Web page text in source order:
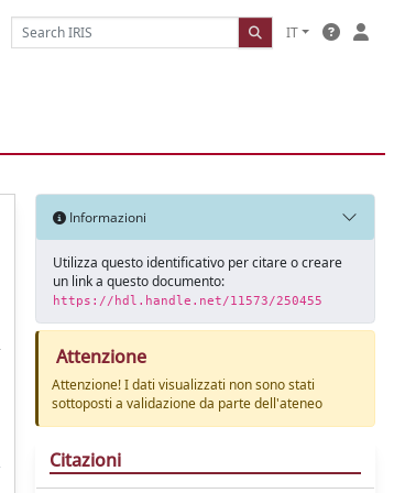
IT
Informazioni
Utilizza questo identificativo per citare o creare
un link a questo documento:
https://hdl.handle.net/11573/250455
Attenzione
Attenzione! I dati visualizzati non sono stati
sottoposti a validazione da parte dell'ateneo
Citazioni